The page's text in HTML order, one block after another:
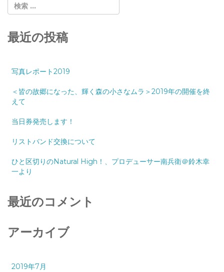
最近の投稿
写真レポート2019
＜皆の故郷になった、輝く森の小さなムラ＞2019年の開催を終
えて
当日券発売します！
リストバンド交換について
ひと区切りのNatural High！、プロデューサー南兵衛＠鈴木幸
一より
最近のコメント
アーカイブ
2019年7月